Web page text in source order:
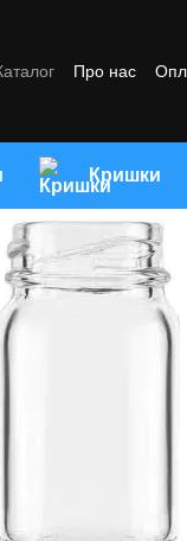
Про нас
Кришки